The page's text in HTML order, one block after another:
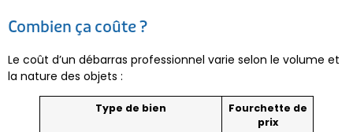
Combien ça coûte ?
Le coût d’un débarras professionnel varie selon le volume et
la nature des objets :
Type de bien
Fourchette de
prix